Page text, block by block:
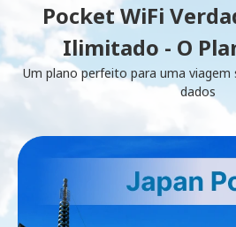
Pocket WiFi
Ilimitado - O
Um plano perfeito para uma
dados